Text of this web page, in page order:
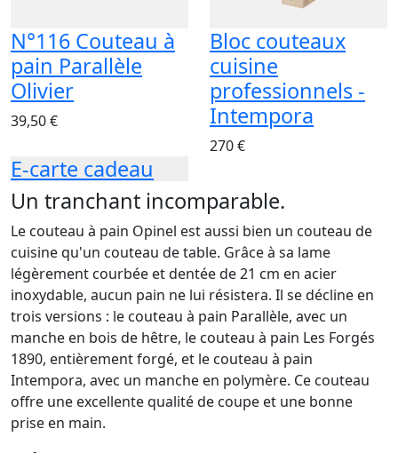
N°116 Couteau à
pain Parallèle
Olivier
39,50 €
Bloc couteaux
cuisine
professionnels -
Intempora
270 €
E-carte cadeau
Un tranchant incomparable.
Le couteau à pain Opinel est aussi bien un couteau de
cuisine qu'un couteau de table. Grâce à sa lame
légèrement courbée et dentée de 21 cm en acier
inoxydable, aucun pain ne lui résistera. Il se décline en
trois versions : le couteau à pain Parallèle, avec un
manche en bois de hêtre, le couteau à pain Les Forgés
1890, entièrement forgé, et le couteau à pain
Intempora, avec un manche en polymère. Ce couteau
offre une excellente qualité de coupe et une bonne
prise en main.